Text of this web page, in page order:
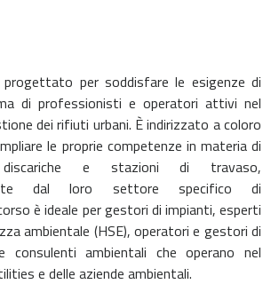
per soddisfare le esigenze di
di professionisti e operatori attivi nel
dei rifiuti urbani. È indirizzato a coloro
le proprie competenze in materia di
e stazioni di travaso,
dal loro settore specifico di
è ideale per gestori di impianti, esperti
ambientale (HSE), operatori e gestori di
consulenti ambientali che operano nel
e delle aziende ambientali.